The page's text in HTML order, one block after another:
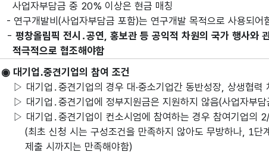
사업자부담금 중 20% 이상은 현금 매칭
- 연구개발비(사업자부담금 포함)는 연구개발 목적으로 사용되어
-평창올림픽 전시․공연, 홍보관 등 공익적 차원의 국가 행사와
적극적으로 협조해야함
◉ 대기업․중견기업의 참여 조건
▷ 대기업․중견기업의 경우 대·중소기업간 동반성장, 상생협력
▷ 대기업․중견기업에 정부지원금은 지원하지 않음(사업자부담
▷ 대기업․중견기업이 컨소시엄에 참여하는 경우 참여기업의
(최초 신청 시는 구성조건을 만족하지 않아도 무방하나, 1단
제출 시까지는 만족해야함)